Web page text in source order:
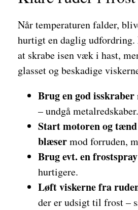
Når temperaturen falder,
hurtigt en daglig udfordring.
at skrabe isen væk i hast,
glasset og beskadige
Brug en god isskraber
– undgå metalredskaber.
Start motoren og
blæsermod forruden,
Brug evt. en frostspray
hurtigere.
Løft viskerne fra
der er udsigt til frost –